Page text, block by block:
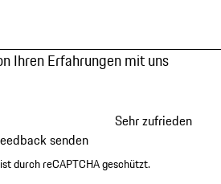
Ihren Erfahrungen mit uns
Sehr zufrieden
senden
durch reCAPTCHA geschützt.